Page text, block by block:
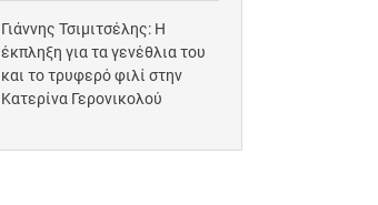
Γιάννης Τσιμιτσέλης: Η
έκπληξη για τα γενέθλια του
και το τρυφερό φιλί στην
Κατερίνα Γερονικολού